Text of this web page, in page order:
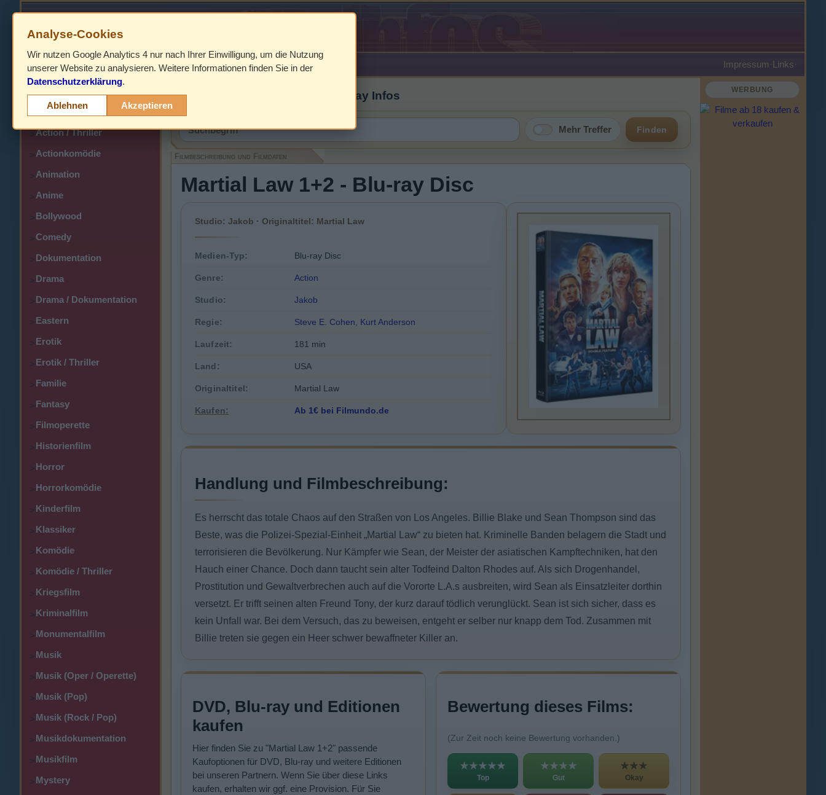
HOME Impressum ·Links·
>
> Action
>Action / Thriller
>Actionkomödie
>Animation
>Anime
>Bollywood
>Comedy
>Dokumentation
>Drama
>Drama / Dokumentation
>Eastern
>Erotik
>Erotik / Thriller
>Familie
>Fantasy
>Filmoperette
>Historienfilm
>Horror
>Horrorkomödie
>Kinderfilm
>Klassiker
>Komödie
>Komödie / Thriller
>Kriegsfilm
>Kriminalfilm
>Monumentalfilm
>Musik
>Musik (Oper / Operette)
>Musik (Pop)
>Musik (Rock / Pop)
>Musikdokumentation
>Musikfilm
>Mystery
Filmbeschreibung, Cover & Blu-ray Infos
Mehr Treffer Finden
Filmbeschreibung und Filmdaten
Martial Law 1+2 - Blu-ray Disc
Studio: Jakob · Originaltitel: Martial Law
Medien-Typ: Blu-ray Disc
Genre: Action
Studio: Jakob
Regie: Steve E. Cohen Kurt Anderson
Laufzeit: 181 min
Land: USA
Originaltitel: Martial Law
Kaufen: Ab 1€ bei Filmundo.de
Handlung und Filmbeschreibung:
Es herrscht das totale Chaos auf den Straßen von Los Angeles. Billie Blake und Sean Thompson sind das
Beste, was die Polizei-Spezial-Einheit „Martial Law“ zu bieten hat. Kriminelle Banden belagern die Stadt und
terrorisieren die Bevölkerung. Nur Kämpfer wie Sean, der Meister der asiatischen Kampftechniken, hat den
Hauch einer Chance. Doch dann taucht sein alter Todfeind Dalton Rhodes auf. Als sich Drogenhandel,
Prostitution und Gewaltverbrechen auch auf die Vororte L.A.s ausbreiten, wird Sean als Einsatzleiter dorthin
versetzt. Er trifft seinen alten Freund Tony, der kurz darauf tödlich verunglückt. Sean ist sich sicher, dass es
kein Unfall war. Bei dem Versuch, das zu beweisen, entgeht er selber nur knapp dem Tod. Zusammen mit
Billie treten sie gegen ein Heer schwer bewaffneter Killer an.
DVD, Blu-ray und Editionen
kaufen
Hier finden Sie zu "Martial Law 1+2" passende
Kaufoptionen für DVD, Blu-ray und weitere Editionen
bei unseren Partnern. Wenn Sie über diese Links
kaufen, erhalten wir ggf. eine Provision. Für Sie
Bewertung dieses Films:
(Zur Zeit noch keine Bewertung vorhanden.)
★★★★★
Top
★★★★
Gut
★★★
Okay
WERBUNG
Analyse-Cookies
Wir nutzen Google Analytics 4 nur nach Ihrer Einwilligung, um die Nutzung
unserer Website zu analysieren. Weitere Informationen finden Sie in der
Datenschutzerklärung.
Ablehnen Akzeptieren